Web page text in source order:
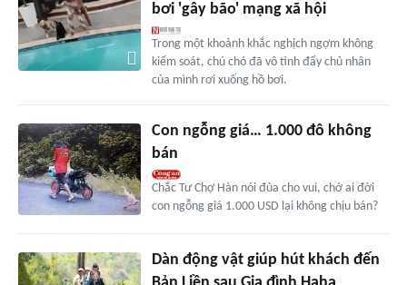
bơi 'gây bão' mạng xã hội
Trong một khoảnh khắc nghịch ngợm không
kiểm soát, chú chó đã vô tình đẩy chủ nhân
của mình rơi xuống hồ bơi.
Con ngỗng giá… 1.000 đô không
bán
Chắc Tư Chợ Hàn nói đùa cho vui, chớ ai đời
con ngỗng giá 1.000 USD lại không chịu bán?
Dàn động vật giúp hút khách đến